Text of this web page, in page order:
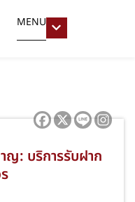
MENU
ญ: บริการรับฝาก